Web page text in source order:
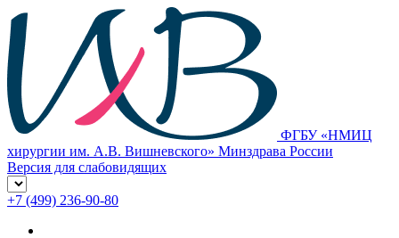
ФГБУ «НМИЦ
хирургии им. А.В. Вишневского» Минздрава России
Версия для слабовидящих
+7 (499) 236-90-80